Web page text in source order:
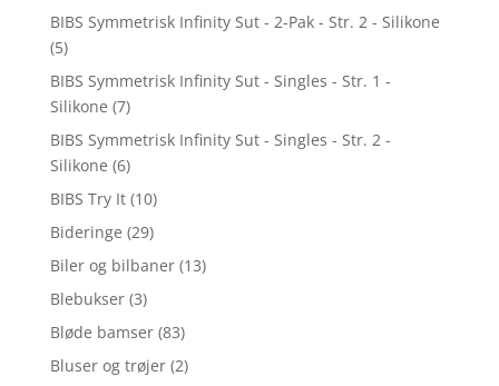
BIBS Symmetrisk Infinity Sut - 2-Pak - Str. 2 - Silikone
(5)
BIBS Symmetrisk Infinity Sut - Singles - Str. 1 -
Silikone (7)
BIBS Symmetrisk Infinity Sut - Singles - Str. 2 -
Silikone (6)
BIBS Try It (10)
Bideringe (29)
Biler og bilbaner (13)
Blebukser (3)
Bløde bamser (83)
Bluser og trøjer (2)